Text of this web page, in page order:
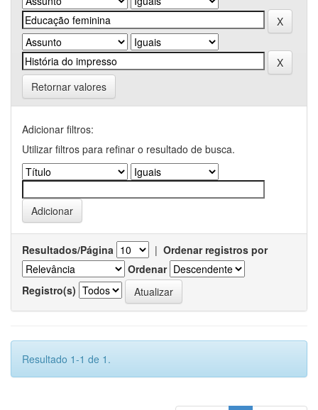
Retornar valores
Adicionar filtros:
Utilizar filtros para refinar o resultado de busca.
Resultados/Página | Ordenar registros por
Ordenar
Registro(s)
Resultado 1-1 de 1.